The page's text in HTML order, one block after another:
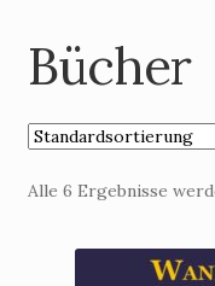
Bücher
Alle 6 Ergebnisse